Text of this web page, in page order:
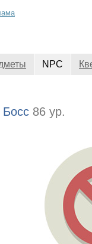
NPC
86 ур.